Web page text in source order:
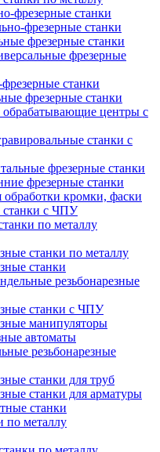
фрезерные станки
фрезерные станки
фрезерные станки
фрезерные
станки
фрезерные станки
центры с
станки с
фрезерные станки
фрезерные станки
обработки кромки, фаски
станки с ЧПУ
по металлу
станки по металлу
станки
резьбонарезные
станки с ЧПУ
манипуляторы
автоматы
резьбонарезные
станки для труб
станки для арматуры
станки
по металлу